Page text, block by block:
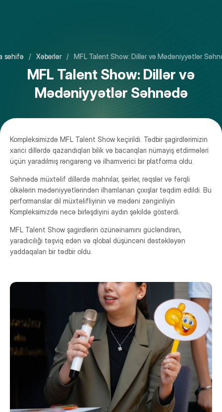
Salamlama
Vizion,Missiya və Dəyərlər
Ali təhsil üzrə məsləhətçi
Heyət
Məktəbəqədər təhsil
İbtidai təhsil
Yuxarı təhsil pilləsi Beynəlxalq bölmə
Musiqi məktəbi
Dərsdənkənar proqramlar
Təqvim 2025-2026
Xəbərlər
Xəbər bülleteni
Video qalereya
Virtual səyahət
Yeməkxana
Kitabxana
Ödəniş üsulları
Qeydiyyat
səhifə / Xəbərlər / MFL Talent Show: Dillər və Mədəniyyətlər
MFL Talent Show: Dillər və
Mədəniyyətlər Səhnədə
Kompleksimizdə MFL Talent Show keçirildi. Tədbir şagirdlərimizin
xarici dillərdə qazandıqları bilik və bacarıqları nümayiş etdirmələri
üçün yaradılmış rəngarəng və ilhamverici bir platforma oldu.
Səhnədə müxtəlif dillərdə mahnılar, şeirlər, rəqslər və fərqli
ölkələrin mədəniyyətlərindən ilhamlanan çıxışlar təqdim edildi. Bu
performanslar dil müxtəlifliyinin və mədəni zənginliyin
Kompleksimizdə necə birləşdiyini aydın şəkildə göstərdi.
MFL Talent Show şagirdlərin özünəinamını gücləndirən,
yaradıcılığı təşviq edən və qlobal düşüncəni dəstəkləyən
yaddaqalan bir tədbir oldu.